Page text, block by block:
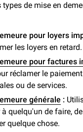
de mise en
pour loyers
les loyers en retard.
pour factures
réclamer le
ou de services.
générale :
quelqu'un de faire,
quelque chose.